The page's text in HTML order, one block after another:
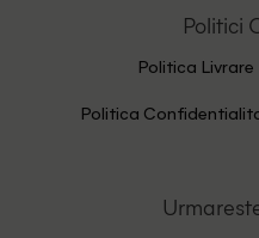
Politici
Politica Livrare
Politica